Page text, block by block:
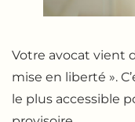
Votre avocat vient
mise en liberté ».
le plus accessible